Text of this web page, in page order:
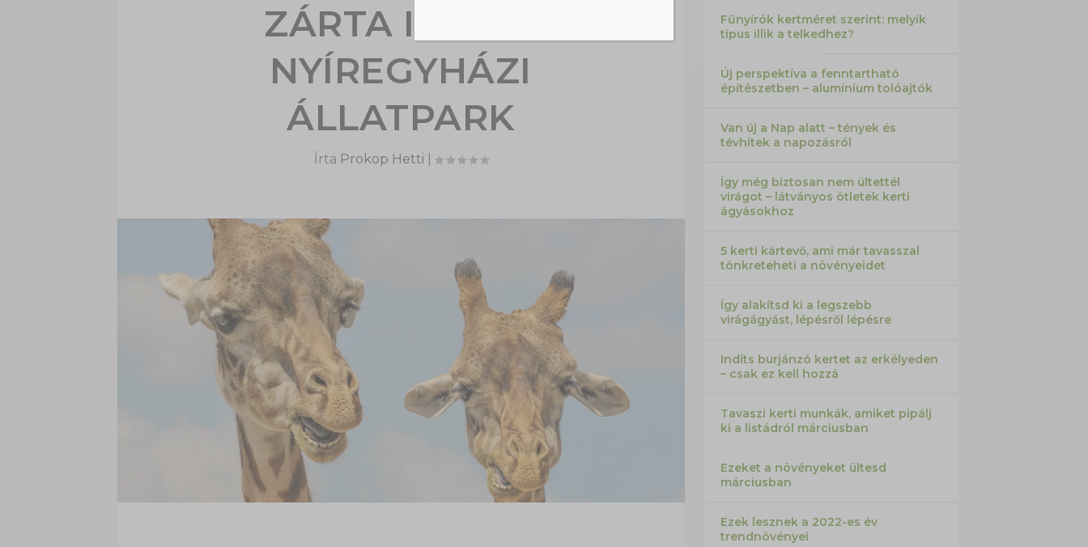
ZÁRTA IDÉN A
NYÍREGYHÁZI
ÁLLATPARK
Írta Prokop Hetti
Fűnyírók kertméret szerint: melyik
típus illik a telkedhez?
Új perspektíva a fenntartható
építészetben – alumínium tolóajtók
Van új a Nap alatt – tények és
tévhitek a napozásról
Így még biztosan nem ültettél
virágot – látványos ötletek kerti
ágyásokhoz
5 kerti kártevő, ami már tavasszal
tönkreteheti a növényeidet
Így alakítsd ki a legszebb
virágágyást, lépésről lépésre
Indíts burjánzó kertet az erkélyeden
– csak ez kell hozzá
Tavaszi kerti munkák, amiket pipálj
ki a listádról márciusban
Ezeket a növényeket ültesd
márciusban
Ezek lesznek a 2022-es év
trendnövényei